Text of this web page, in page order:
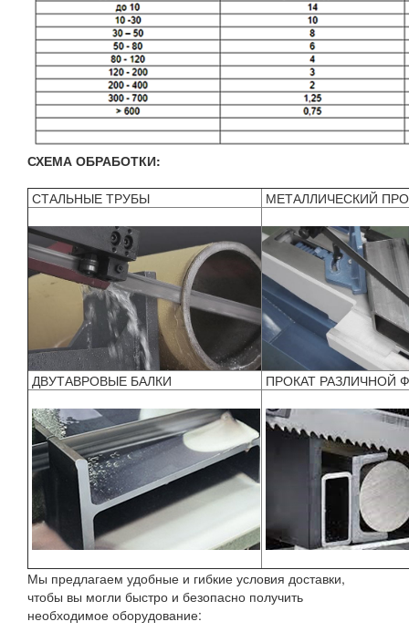
СХЕМА ОБРАБОТКИ:
СТАЛЬНЫЕ ТРУБЫ МЕТАЛЛИЧЕСКИЙ
ДВУТАВРОВЫЕ БАЛКИ ПРОКАТ РАЗЛИЧНОЙ
Мы предлагаем удобные и гибкие условия доставки,
чтобы вы могли быстро и безопасно получить
необходимое оборудование: